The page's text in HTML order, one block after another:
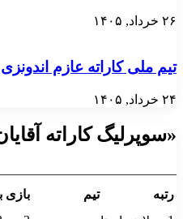
۲۶ خرداد, ۱۴۰۵
تیم ملی کاراته عازم
۲۴ خرداد, ۱۴۰۵
«سوپرلیگ کاراته
رتبه
تیم بازی